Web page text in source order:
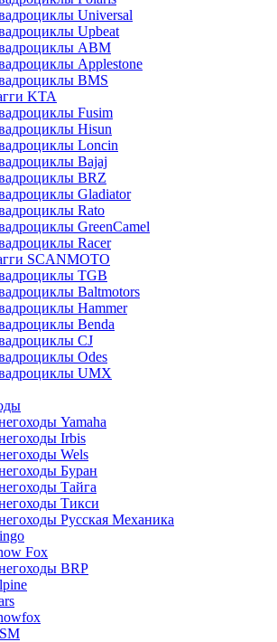
Universal
Upbeat
ABM
Applestone
BMS
KTA
Fusim
Hisun
Loncin
Bajaj
BRZ
Gladiator
Rato
GreenCamel
Racer
SCANMOTO
TGB
Baltmotors
Hammer
Benda
CJ
Odes
UMX
Yamaha
Irbis
Wels
Буран
Тайга
Тикси
Русская Механика
Fox
BRP